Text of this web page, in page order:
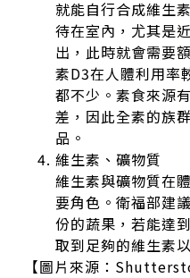
就能自行合成維生
待在室內，尤其是
出，此時就會需要
素D3在人體利用率
都不少。素食來源
差，因此全素的族
品。
維生素、礦物質
維生素與礦物質在
要角色。衛福部建
份的蔬果，若能達
取到足夠的維生素
【圖片來源：